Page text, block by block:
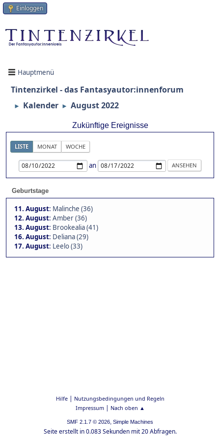
Einloggen
Hauptmenü
Tintenzirkel - das Fantasyautor:innenforum
► Kalender ► August 2022
Zukünftige Ereignisse
LISTE MONAT WOCHE
an
Geburtstage
11. August: Malinche (36)
12. August: Amber (36)
13. August: Brookealia (41)
16. August: Deliana (29)
17. August: Leelo (33)
Hilfe| Nutzungsbedingungen und Regeln
Impressum| Nach oben ▲
SMF 2.1.7 © 2026, Simple Machines
Seite erstellt in 0.083 Sekunden mit 20 Abfragen.